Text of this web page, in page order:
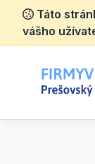
Táto
vášho